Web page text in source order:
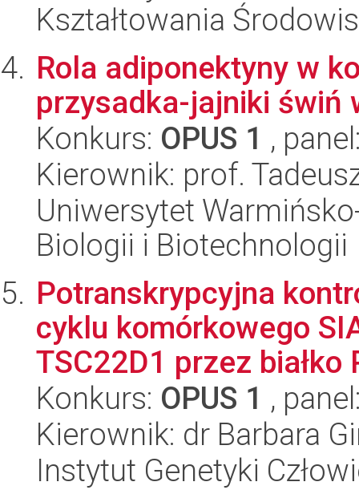
Kształtowania
Rola adiponektyny w
przysadka-jajniki świń
Konkurs: OPUS 1 ,
Kierownik: prof.
Uniwersytet
Biologii i Biotechnologii
Potranskrypcyjna
cyklu komórkowego
TSC22D1 przez białko
Konkurs: OPUS 1 ,
Kierownik: dr Barbara
Instytut Genetyki